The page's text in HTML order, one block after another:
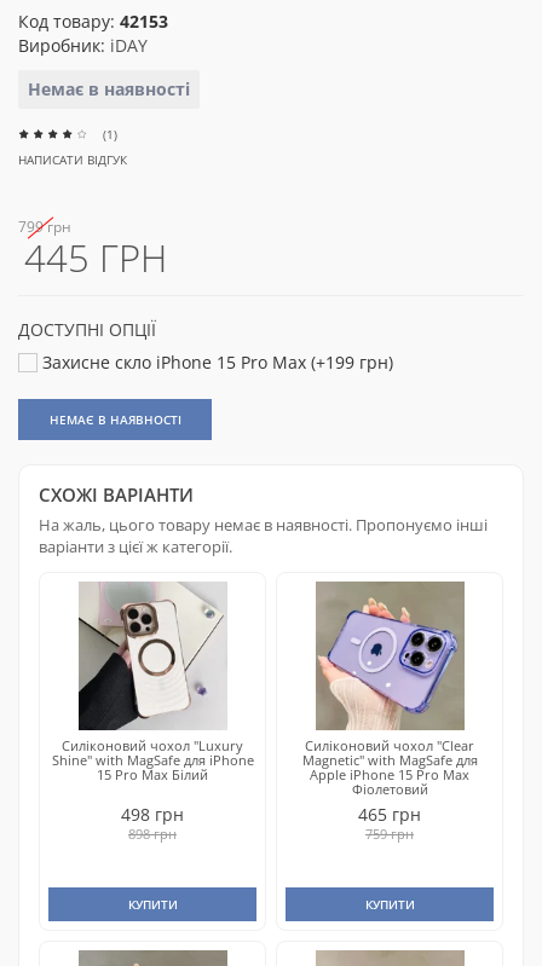
Код товару: 42153
Виробник: iDAY
Немає в наявності
(1)
НАПИСАТИ ВІДГУК
799 грн
445 ГРН
ДОСТУПНІ ОПЦІЇ
Захисне скло iPhone 15 Pro Max (+199 грн)
НЕМАЄ В НАЯВНОСТІ
СХОЖІ ВАРІАНТИ
На жаль, цього товару немає в наявності. Пропонуємо інші
варіанти з цієї ж категорії.
Силіконовий чохол "Luxury
Shine" with MagSafe для iPhone
15 Pro Max Білий
498 грн
898 грн
КУПИТИ
Силіконовий чохол "Clear
Magnetic" with MagSafe для
Apple iPhone 15 Pro Max
Фіолетовий
465 грн
759 грн
КУПИТИ